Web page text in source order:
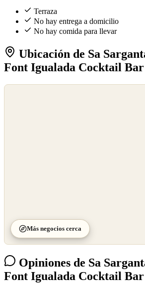
Terraza
No hay entrega a domicilio
No hay comida para llevar
Ubicación de Sa
Font Igualada Cocktail Bar
Más negocios cerca
Opiniones de Sa
Font Igualada Cocktail Bar